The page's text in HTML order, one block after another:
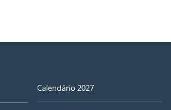
Calendário 2027